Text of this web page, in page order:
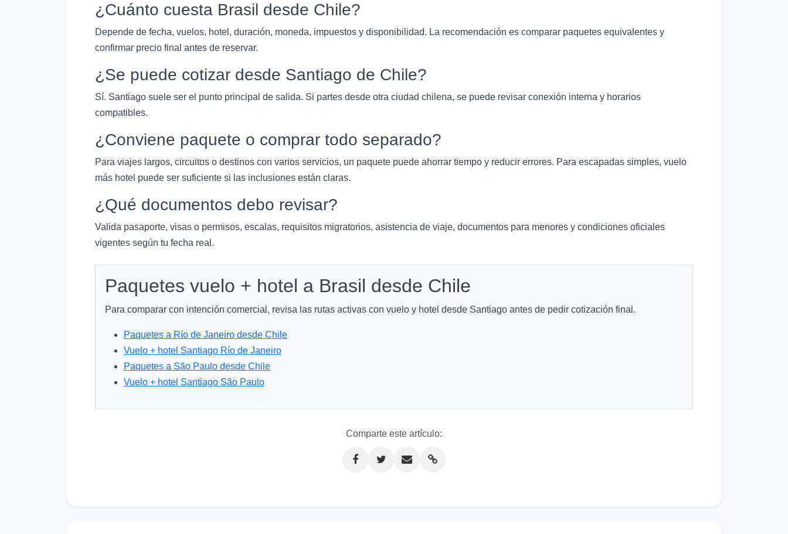
¿Cuánto cuesta Brasil desde Chile?
Depende de fecha, vuelos, hotel, duración, moneda, impuestos y disponibilidad. La recomendación es comparar paquetes equivalentes y
confirmar precio final antes de reservar.
¿Se puede cotizar desde Santiago de Chile?
Sí. Santiago suele ser el punto principal de salida. Si partes desde otra ciudad chilena, se puede revisar conexión interna y horarios
compatibles.
¿Conviene paquete o comprar todo separado?
Para viajes largos, circuitos o destinos con varios servicios, un paquete puede ahorrar tiempo y reducir errores. Para escapadas simples, vuelo
más hotel puede ser suficiente si las inclusiones están claras.
¿Qué documentos debo revisar?
Valida pasaporte, visas o permisos, escalas, requisitos migratorios, asistencia de viaje, documentos para menores y condiciones oficiales
vigentes según tu fecha real.
Paquetes vuelo + hotel a Brasil desde Chile
Para comparar con intención comercial, revisa las rutas activas con vuelo y hotel desde Santiago antes de pedir cotización final.
Paquetes a Río de Janeiro desde Chile
Vuelo + hotel Santiago Río de Janeiro
Paquetes a São Paulo desde Chile
Vuelo + hotel Santiago São Paulo
Comparte este artículo: